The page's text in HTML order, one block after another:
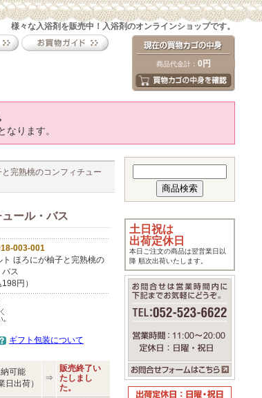
様々な入浴剤を販売中！入浴剤のオンラインショップです。
商品代金計： 0円
ります。
完熟桃のコンフィチュー
ール・バス
003-001
ト ほろにが柚子と完熟桃の
ス
円）
ギフト包装について
可能
日出荷）
⇒
販売終了い
たしまし
た。
土日祝は
出荷定休日
本日ご注文の商品は翌営業日以
降 順次出荷いたします。